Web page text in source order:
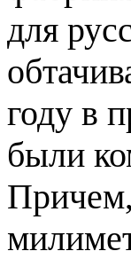
для
году в
были